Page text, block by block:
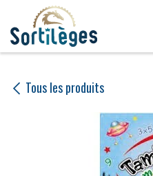
Se rendre au contenu
Tous les produits